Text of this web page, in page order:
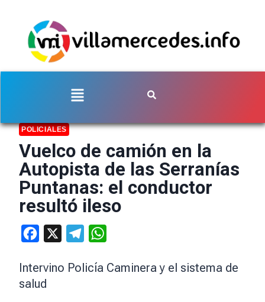
POLICIALES
Vuelco de camión en la
Autopista de las Serranías
Puntanas: el conductor
resultó ileso
Facebook Telegram
Intervino Policía Caminera y el sistema de
salud